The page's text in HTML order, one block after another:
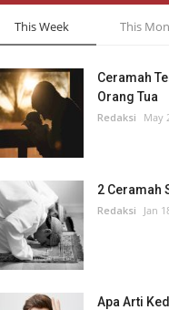
This Week This
Ceramah
Orang Tua
Redaksi May
2 Ceramah
Redaksi Jan
Apa Arti